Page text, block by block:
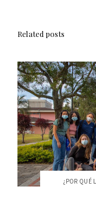
Related posts
¿POR QUÉ